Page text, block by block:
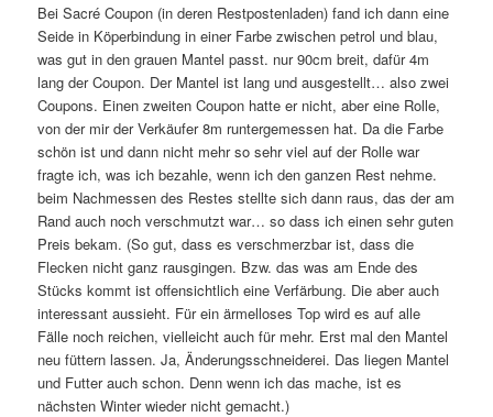
Bei Sacré Coupon (in deren Restpostenladen) fand ich dann eine
Seide in Köperbindung in einer Farbe zwischen petrol und blau,
was gut in den grauen Mantel passt. nur 90cm breit, dafür 4m
lang der Coupon. Der Mantel ist lang und ausgestellt… also zwei
Coupons. Einen zweiten Coupon hatte er nicht, aber eine Rolle,
von der mir der Verkäufer 8m runtergemessen hat. Da die Farbe
schön ist und dann nicht mehr so sehr viel auf der Rolle war
fragte ich, was ich bezahle, wenn ich den ganzen Rest nehme.
beim Nachmessen des Restes stellte sich dann raus, das der am
Rand auch noch verschmutzt war… so dass ich einen sehr guten
Preis bekam. (So gut, dass es verschmerzbar ist, dass die
Flecken nicht ganz rausgingen. Bzw. das was am Ende des
Stücks kommt ist offensichtlich eine Verfärbung. Die aber auch
interessant aussieht. Für ein ärmelloses Top wird es auf alle
Fälle noch reichen, vielleicht auch für mehr. Erst mal den Mantel
neu füttern lassen. Ja, Änderungsschneiderei. Das liegen Mantel
und Futter auch schon. Denn wenn ich das mache, ist es
nächsten Winter wieder nicht gemacht.)